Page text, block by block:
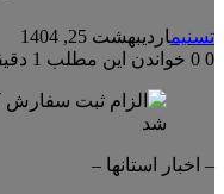
تسنیماردیبهشت 25, 1404
0
خواندن این مطلب 1 دقیقه زمان میبرد
– اخبار استانها –